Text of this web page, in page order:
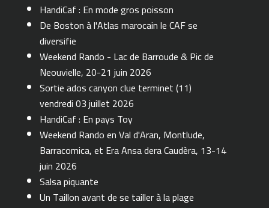
HandiCaf : En mode gros poisson
De Boston à l'Atlas marocain le CAF se
diversifie
Weekend Rando - Lac de Barroude & Pic de
Neouvielle, 20-21 juin 2026
Sortie ados canyon clue terminet (11)
vendredi 03 juillet 2026
HandiCaf : En pays Toy
Weekend Rando en Val d'Aran, Montlude,
Barracomica, et Era Ansa dera Caudèra, 13-14
juin 2026
Salsa piquante
Un Taillon avant de se tailler à la plage